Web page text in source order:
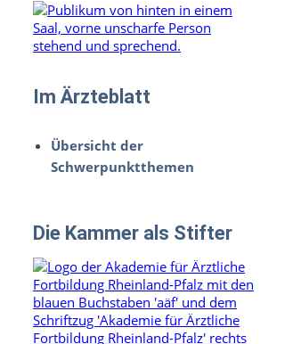
Im Ärzteblatt
Übersicht der
Schwerpunktthemen
Die Kammer als Stifter